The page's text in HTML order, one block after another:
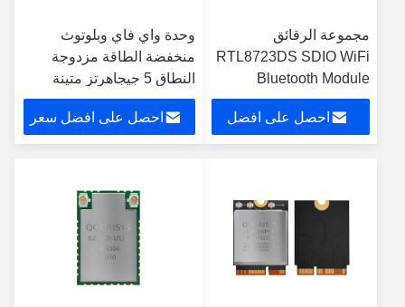
مجموعة الرقائق
RTL8723DS SDIO WiFi
Bluetooth Module
2.4GHz 150Mbps
احصل على افضل
وحدة واي فاي وبلوتوث
منخفضة الطاقة مزدوجة
النطاق 5 جيجاهرتز متينة
لتصفح الويب
احصل على افضل سعر